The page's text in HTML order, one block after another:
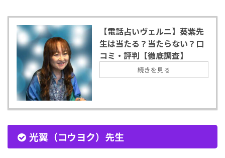
【電話占いヴェルニ】葵紫先
生は当たる？当たらない？口
コミ・評判【徹底調査】
続きを見る
光翼（コウヨク）先生